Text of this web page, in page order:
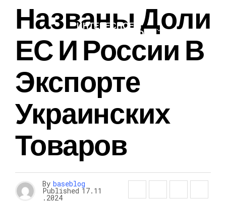
ИНТЕРЕСНОЕ И
ПОЗНАВАТЕЛЬНОЕ
Названы Доли
ЕС И России В
Экспорте
Украинских
Товаров
By baseblog
Published 17.11
.2024